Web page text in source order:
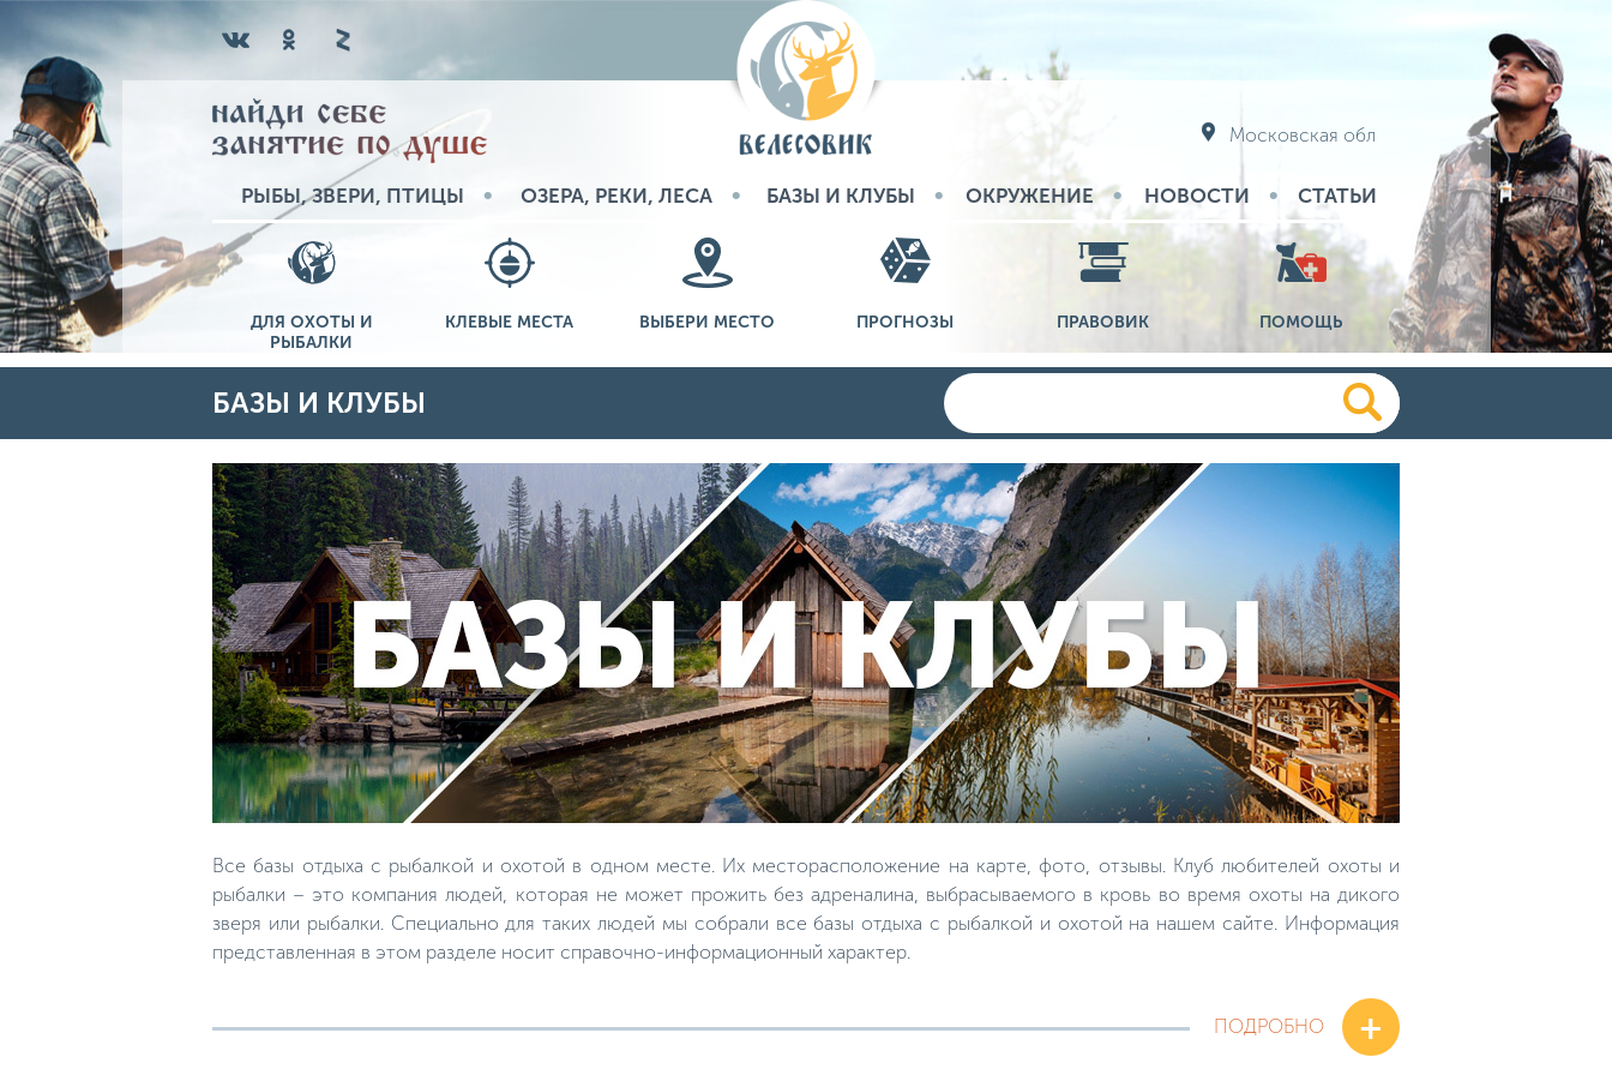
Московская обл
РЫБЫ, ЗВЕРИ, ПТИЦЫ ОЗЕРА, РЕКИ, ЛЕСА БАЗЫ И КЛУБЫ ОКРУЖЕНИЕ НОВОСТИ СТАТЬИ
ДЛЯ ОХОТЫ И
РЫБАЛКИ
КЛЕВЫЕ МЕСТА ВЫБЕРИ МЕСТО ПРОГНОЗЫ ПРАВОВИК ПОМОЩЬ
БАЗЫ И КЛУБЫ
Все базы отдыха с рыбалкой и охотой в одном месте. Их месторасположение на карте, фото, отзывы. Клуб любителей охоты и
рыбалки – это компания людей, которая не может прожить без адреналина, выбрасываемого в кровь во время охоты на дикого
зверя или рыбалки. Специально для таких людей мы собрали все базы отдыха с рыбалкой и охотой на нашем сайте. Информация
представленная в этом разделе носит справочно-информационный характер.
ПОДРОБНО +